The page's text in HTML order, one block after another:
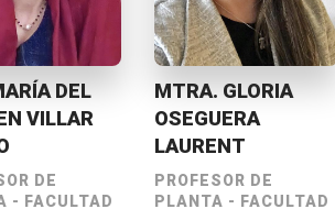
MTRA. GLORIA
OSEGUERA
LAURENT
PROFESOR DE
PLANTA - FACULTAD
DR. JOSÉ
GUSTAVO
FUENTES
ASIGNATURA -
FACULTAD DE